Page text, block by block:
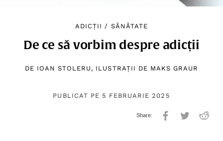
ADICȚII / SĂNĂTATE
De ce să vorbim despre adicții
DE IOAN STOLERU , ILUSTRAȚII DE MAKS GRAUR
PUBLICAT PE 5 FEBRUARIE 2025